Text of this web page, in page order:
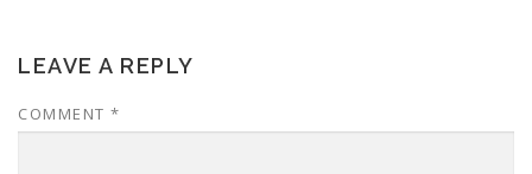
LEAVE A REPLY
COMMENT *